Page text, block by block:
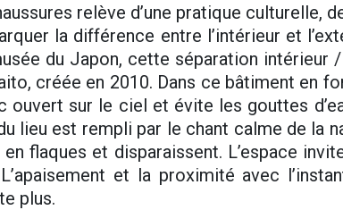
relève d’une pratique culturelle,
la différence entre l’intérieur et
du Japon, cette séparation
créée en 2010. Dans ce bâtiment en
ouvert sur le ciel et évite les gouttes
lieu est rempli par le chant calme de la
flaques et disparaissent. L’espace
et la proximité avec
plus.